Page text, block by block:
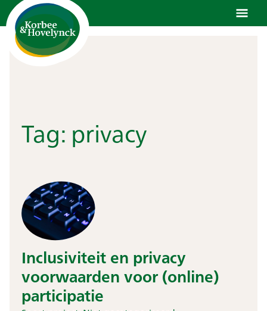
Ga
naar
inhoud
Tag:privacy
Inclusiviteit en privacy
voorwaarden voor (online)
participatie